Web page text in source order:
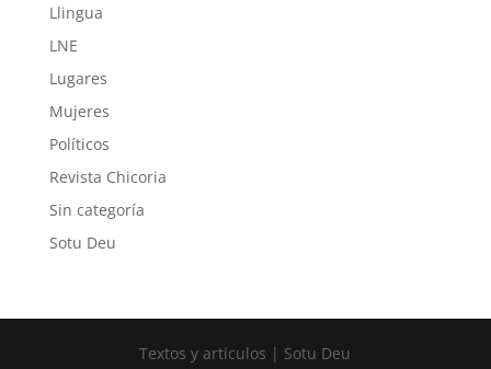
Llingua
LNE
Lugares
Mujeres
Políticos
Revista Chicoria
Sin categoría
Sotu Deu
Textos y artículos | Sotu Deu